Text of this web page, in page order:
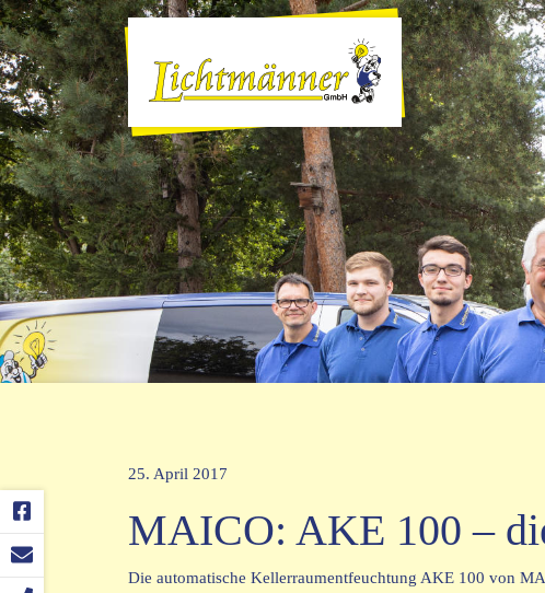
25. April 2017
MAICO: AKE 100 –
Die automatische Kellerraumentfeuchtung AKE 100 von